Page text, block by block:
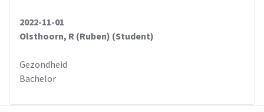
2022-11-01
Olsthoorn, R (Ruben) (Student)
Gezondheid
Bachelor